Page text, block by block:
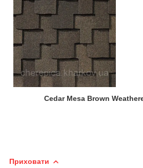
Cedar Mesa Brown
Приховати